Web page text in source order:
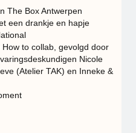
The Box Antwerpen
een drankje en hapje
How to collab, gevolgd door
Nicole
(Atelier TAK) en Inneke &